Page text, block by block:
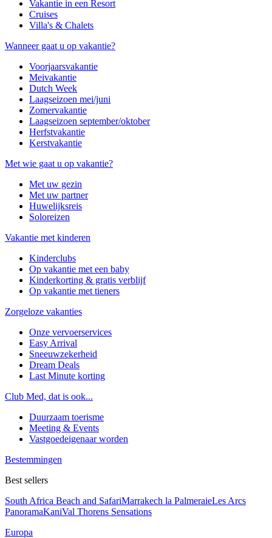
Vakantie in een Resort
Cruises
Villa's & Chalets
Wanneer gaat u op vakantie?
Voorjaarsvakantie
Meivakantie
Dutch Week
Laagseizoen mei/juni
Zomervakantie
Laagseizoen september/oktober
Herfstvakantie
Kerstvakantie
Met wie gaat u op vakantie?
Met uw gezin
Met uw partner
Huwelijksreis
Soloreizen
Vakantie met kinderen
Kinderclubs
Op vakantie met een baby
Kinderkorting & gratis verblijf
Op vakantie met tieners
Zorgeloze vakanties
Onze vervoerservices
Easy Arrival
Sneeuwzekerheid
Dream Deals
Last Minute korting
Club Med, dat is ook...
Duurzaam toerisme
Meeting & Events
Vastgoedeigenaar worden
Bestemmingen
Best sellers
South Africa Beach and SafariMarrakech la PalmeraieLes Arcs
PanoramaKaniVal Thorens Sensations
Europa